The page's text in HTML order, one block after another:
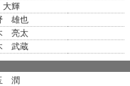
輝
雄也
亮太
武蔵
潤